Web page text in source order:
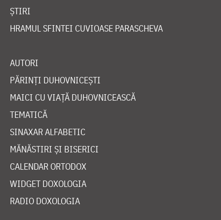
ȘTIRI
HRAMUL SFINTEI CUVIOASE PARASCHEVA
AUTORI
PĂRINȚI DUHOVNICEȘTI
MAICI CU VIAȚĂ DUHOVNICEASCĂ
TEMATICĂ
SINAXAR ALFABETIC
MĂNĂSTIRI ȘI BISERICI
CALENDAR ORTODOX
WIDGET DOXOLOGIA
RADIO DOXOLOGIA